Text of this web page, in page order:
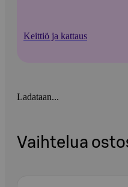
Keittiö ja kattaus
Ladataan...
Vaihtelua